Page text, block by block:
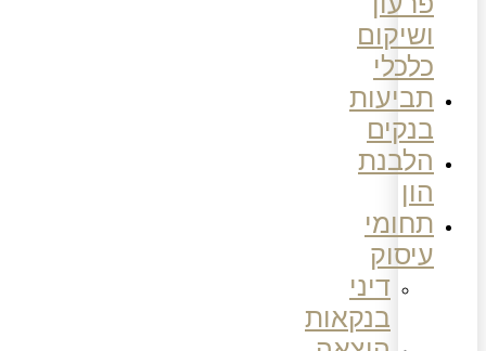
ושיקום
כלכלי
תביעות
בנקים
הלבנת
הון
תחומי
עיסוק
דיני
בנקאות